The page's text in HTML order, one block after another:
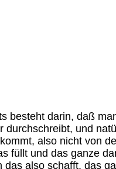
doch zwischendurch so kleine klümpchen von guten gedanken gibt, sondern das wäre also auch falsch oder schon tausendmal gemacht, das ist nicht das, worum es bei dem buch eben geht, sondern es ginge eben wirklich darum, ein buch gemacht zu haben, daß, äh, eben einfach wirklich in drei tagen fertig war und was einen dann, wenn es dann wirklich fertig wäre, ja dann doch, weil eben ja letztlich die art, wie das, wie bücher gefüllt werden, ja dann doch sich, äh, aus der entfernung sehr stark angleicht, und doch eben ein ganzes vollwertiges buch einfach füllen würde, woran man normalerweise jahrelang, äh, herumdoktert, äh, und eben dieses herumdoktern, ähm, äh, würde, ist ja vielleicht sogar gerade das, ähm, was dann eben die zeit dann noch mehr, ähm, streckt, weil, und das ist der einzige vorteil, den dieses verfahren hier hat, weil man hier eben wirklich quasi zeitgleich mit seinem schreiberlebnis ist und seiner schreib, äh, -wahrnehmung, man nimmt auch nichts wahr, weil man, wenn man eben tippt, natürlich kaum vernünftig informationen zu sich nehmen kann, es sei denn die musik, die man nebenbei hört, äh, aber man kann also zum beispiel kaum oder nur so überfliegend eine zeitung lesen, oder man kann auch sehr schwer, obwohl es geht schon, wie ich merke, aber man kann sehr schwer, äh, ein gespräch führen, äh, ohne daß der strom verebbt, was er ja nicht soll, sondern, äh, das